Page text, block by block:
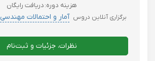
هزینه دوره:دریافت رایگان
برگزاری آنلاین دروس آمار و احتمالات مهندسی
نظرات، جزئیات و ثبت‌نام